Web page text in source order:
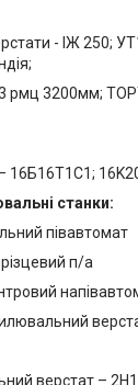
- ІЖ
3200мм;
16Б16Т1C1;
станки:
півавтомат
п/а
верстат –